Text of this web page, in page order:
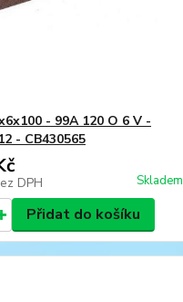
- 99A 120 O 6 V -
- CB430565
DPH Skladem
Přidat do košíku